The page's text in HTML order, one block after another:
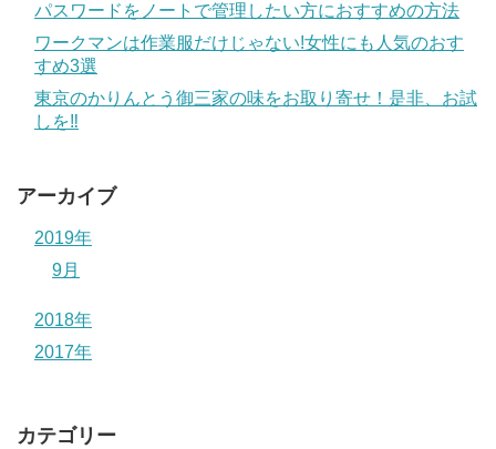
パスワードをノートで管理したい方におすすめの方法
ワークマンは作業服だけじゃない!女性にも人気のおす
すめ3選
東京のかりんとう御三家の味をお取り寄せ！是非、お試
しを‼
アーカイブ
2019年
9月
2018年
2017年
カテゴリー